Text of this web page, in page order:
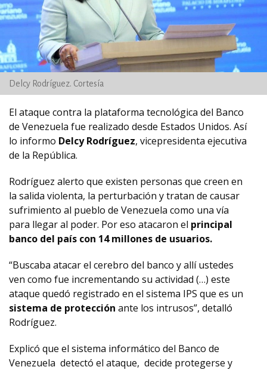
Delcy Rodríguez. Cortesía
El ataque contra la plataforma tecnológica del Banco
de Venezuela fue realizado desde Estados Unidos. Así
lo informo Delcy Rodríguez, vicepresidenta ejecutiva
de la República.
Rodríguez alerto que existen personas que creen en
la salida violenta, la perturbación y tratan de causar
sufrimiento al pueblo de Venezuela como una vía
para llegar al poder. Por eso atacaron el principal
banco del país con 14 millones de usuarios.
“Buscaba atacar el cerebro del banco y allí ustedes
ven como fue incrementando su actividad (…) este
ataque quedó registrado en el sistema IPS que es un
sistema de protección ante los intrusos”, detalló
Rodríguez.
Explicó que el sistema informático del Banco de
Venezuela detectó el ataque, decide protegerse y